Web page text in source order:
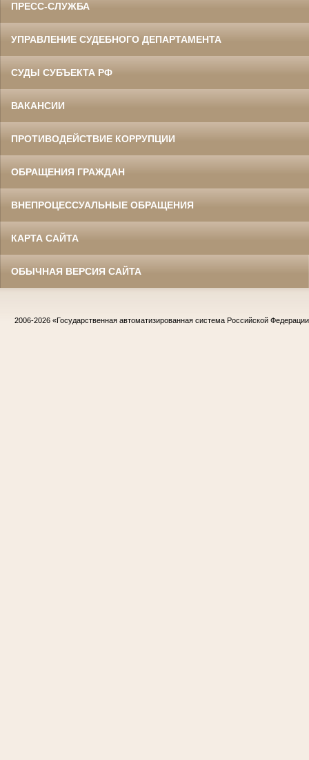
ПРЕСС-СЛУЖБА
УПРАВЛЕНИЕ СУДЕБНОГО ДЕПАРТАМЕНТА
СУДЫ СУБЪЕКТА РФ
ВАКАНСИИ
ПРОТИВОДЕЙСТВИЕ КОРРУПЦИИ
ОБРАЩЕНИЯ ГРАЖДАН
ВНЕПРОЦЕССУАЛЬНЫЕ ОБРАЩЕНИЯ
КАРТА САЙТА
ОБЫЧНАЯ ВЕРСИЯ САЙТА
2006-2026 «Государственная автоматизированная система Российской